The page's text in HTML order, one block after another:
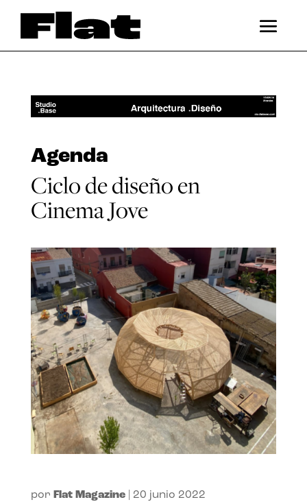
Agenda
Ciclo de diseño en
Cinema Jove
por Flat Magazine| 20 junio 2022